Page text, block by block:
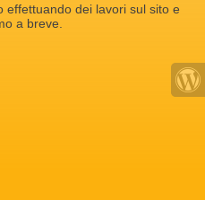
effettuando dei lavori sul sito e
a breve.